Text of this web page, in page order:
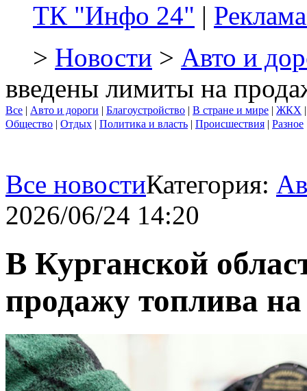
ТК "Инфо 24" |
> Новости > Авто и
введены лимиты на
Все | Авто и дороги | Благоустройство | В стране и мире | ЖКХ
Общество | Отдых | Политика и власть | Происшествия | Разное
Все новостиКатегория:
2026/06/24 14:20
В Курганской
продажу топлива